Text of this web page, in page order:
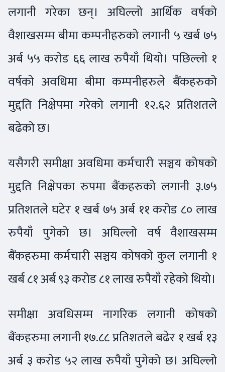
लगानी गरेका छन्। अघिल्लो आर्थिक वर्षको
वैशाखसम्म बीमा कम्पनीहरुको लगानी ५ खर्ब ७५
अर्ब ५५ करोड ६६ लाख रुपैयाँ थियो। पछिल्लो १
वर्षको अवधिमा बीमा कम्पनीहरुले बैंकहरुको
मुद्दति निक्षेपमा गरेको लगानी १२.६२ प्रतिशतले
बढेको छ।
यसैगरी समीक्षा अवधिमा कर्मचारी सञ्चय कोषको
मुद्दति निक्षेपका रुपमा बैंकहरुको लगानी ३.७५
प्रतिशतले घटेर १ खर्ब ७५ अर्ब ११ करोड ८० लाख
रुपैयाँ पुगेको छ। अघिल्लो वर्ष वैशाखसम्म
बैंकहरुमा कर्मचारी सञ्चय कोषको कुल लगानी १
खर्ब ८१ अर्ब ९३ करोड ८१ लाख रुपैयाँ रहेको थियो।
समीक्षा अवधिसम्म नागरिक लगानी कोषको
बैंकहरुमा लगानी १७.८८ प्रतिशतले बढेर १ खर्ब १३
अर्ब ३ करोड ५२ लाख रुपैयाँ पुगेको छ। अघिल्लो